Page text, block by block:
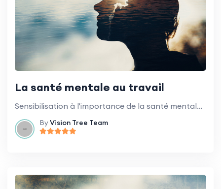
La santé mentale au travail
Sensibilisation à l'importance de la santé mentale et comment prendre soin de soi dans un environnement de travail exigeant.
ByVision Tree Team